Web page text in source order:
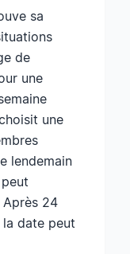
sa
de
une
une
lendemain
24
date peut